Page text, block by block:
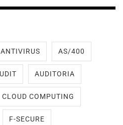
ANTIVIRUS AS/400
AUDITORIA
CLOUD COMPUTING
F-SECURE